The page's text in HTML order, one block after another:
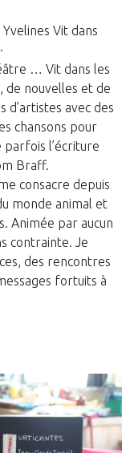
Vit dans
… Vit dans les
de nouvelles et de
d’artistes avec des
chansons pour
l’écriture
Braff.
consacre depuis
monde animal et
Animée par aucun
contrainte. Je
des rencontres
fortuits à